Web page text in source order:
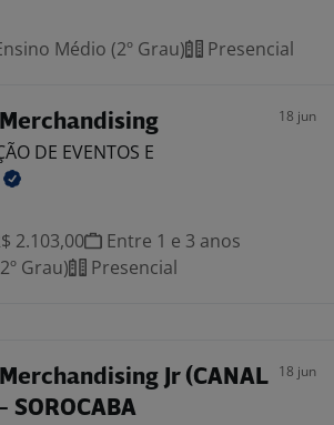
Médio (2º Grau) Presencial
18 jun
DE EVENTOS E
2.103,00
Entre 1 e 3 anos
Grau)
Presencial
Jr (CANAL
SOROCABA
18 jun